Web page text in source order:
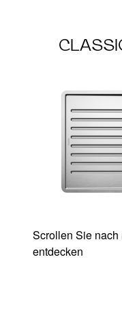
Scrollen Sie nach
entdecken